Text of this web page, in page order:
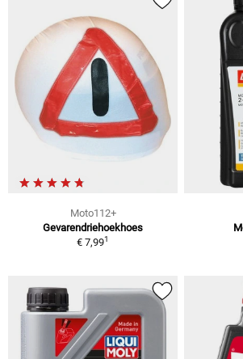
Moto112+
Gevarendriehoekhoes
€ 7,991